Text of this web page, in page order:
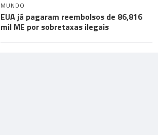
MUNDO
EUA já pagaram reembolsos de 86,816
mil ME por sobretaxas ilegais